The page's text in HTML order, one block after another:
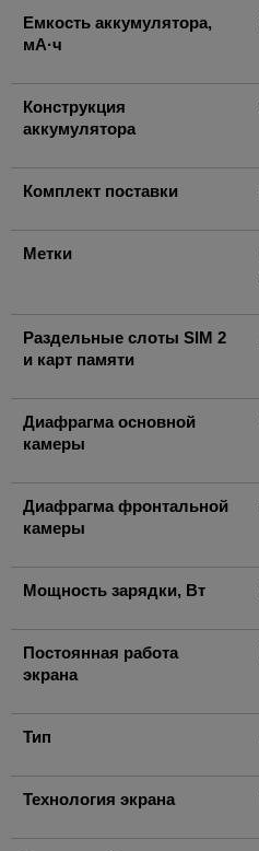
Емкость аккумулятора,
мА·ч
Конструкция
аккумулятора
Комплект поставки
Метки
Раздельные слоты SIM 2
и карт памяти
Диафрагма основной
камеры
Диафрагма фронтальной
камеры
Мощность зарядки, Вт
Постоянная работа
экрана
Тип
Технология экрана